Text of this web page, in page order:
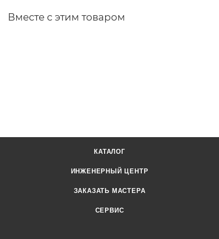
Вместе с этим товаром
КАТАЛОГ
ИНЖЕНЕРНЫЙ ЦЕНТР
ЗАКАЗАТЬ МАСТЕРА
СЕРВИС